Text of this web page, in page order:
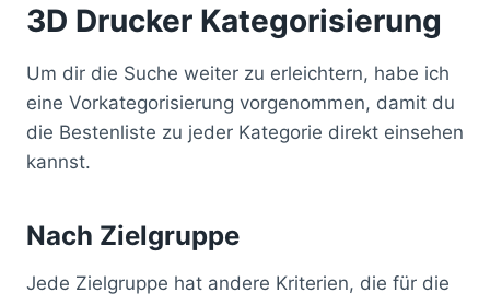
3D Drucker Kategorisierung
Um dir die Suche weiter zu erleichtern, habe ich
eine Vorkategorisierung vorgenommen, damit du
die Bestenliste zu jeder Kategorie direkt einsehen
kannst.
Nach Zielgruppe
Jede Zielgruppe hat andere Kriterien, die für die